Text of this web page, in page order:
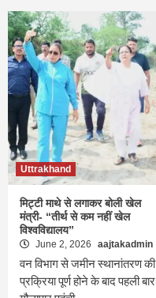
Uttrakhand
मिट्टी माथे से लगाकर बोली खेल
मंत्री- “तीर्थ से कम नहीं खेल
विश्वविद्यालय”
June 2, 2026 aajtakadmin
वन विभाग से जमीन स्थानांतरण की
प्रक्रिया पूर्ण होने के बाद पहली बार